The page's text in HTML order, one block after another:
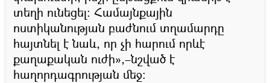
տեղի ունեցել։ Համայնքային
ոստիկանության բաժնում տղամարդը
հայտնել է նաև, որ չի հարում որևէ
քաղաքական ուժի»,–նշված է
հաղորդագրության մեջ։